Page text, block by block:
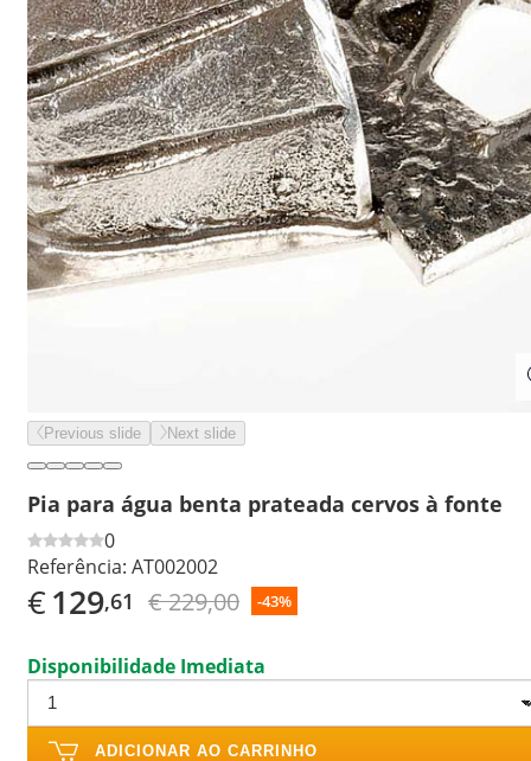
Previous slide Next slide
Pia para água benta prateada cervos à fonte
0
Referência: AT002002
€129,61 € 229,00 -43%
Disponibilidade Imediata
ADICIONAR AO CARRINHO